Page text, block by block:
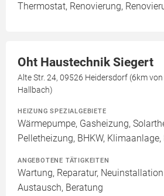
Thermostat, Renovierung,
Oht Haustechnik Siegert
Alte Str. 24, 09526 Heidersdorf (6km
Hallbach)
HEIZUNG SPEZIALGEBIETE
Wärmepumpe, Gasheizung,
Pelletheizung, BHKW,
ANGEBOTENE TÄTIGKEITEN
Wartung, Reparatur,
Austausch, Beratung